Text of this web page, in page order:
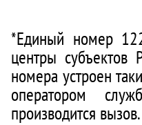
*Единый номер
центры субъектов
номера устроен
оператором
производится вызов.